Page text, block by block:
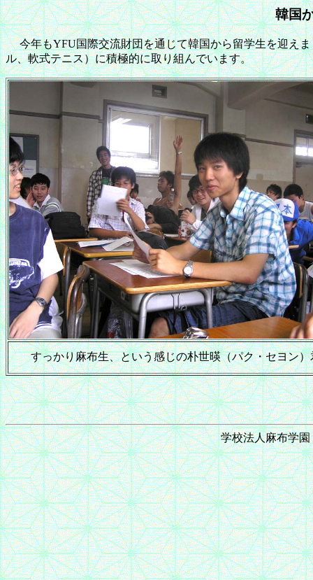
韓国
今年もYFU国際交流財団を通じて韓国から留学生を迎えま
ル、軟式テニス）に積極的に取り組んでいます。
すっかり麻布生、という感じの朴世暎（パク・セヨン）
学校法人麻布学園